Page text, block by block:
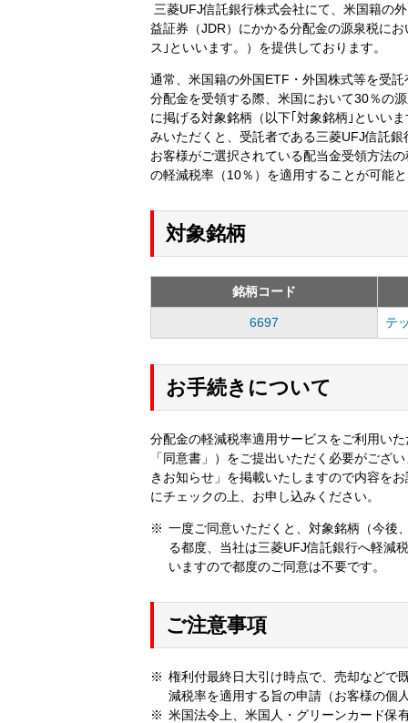
三菱UFJ信託銀行株式会社にて、米国籍の
益証券（JDR）にかかる分配金の源泉税に
ス｣といいます。）を提供しております。
通常、米国籍の外国ETF・外国株式等を受
分配金を受領する際、米国において30％の
に掲げる対象銘柄（以下｢対象銘柄｣といい
みいただくと、受託者である三菱UFJ信託
お客様がご選択されている配当金受領方法
の軽減税率（10％）を適用することが可能
対象銘柄
銘柄コード
6697 テ
お手続きについて
分配金の軽減税率適用サービスをご利用い
「同意書」）をご提出いただく必要がござ
きお知らせ」を掲載いたしますので内容を
にチェックの上、お申し込みください。
一度ご同意いただくと、対象銘柄（今後
る都度、当社は三菱UFJ信託銀行へ軽減
いますので都度のご同意は不要です。
ご注意事項
権利付最終日大引け時点で、売却などで
減税率を適用する旨の申請（お客様の個
米国法令上、米国人・グリーンカード保